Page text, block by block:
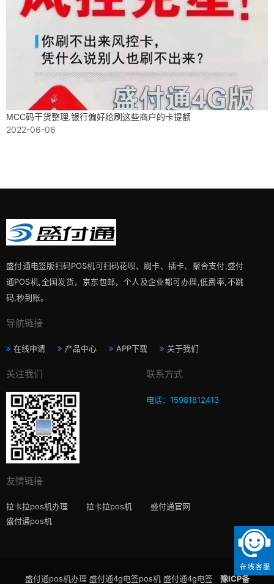
MCC码干货整理,银行偏好给刷这些商户的卡提额
2022-06-06
盛付通电签版扫码POS机可扫码花呗、刷卡、插卡、聚合支付,盛付
通POS机,全国发货，京东包邮，个人及企业都可办理,低费率,不跳
码,秒到账。
导航链接
在线申请 产品中心 APP下载 关于我们
关注我们 联系方式
电话：15981812413
友情链接
拉卡拉pos机办理 拉卡拉pos机
盛付通官网
盛付通pos机
盛付通pos机办理 盛付通4g电签pos机 盛付通4g电签 豫ICP备